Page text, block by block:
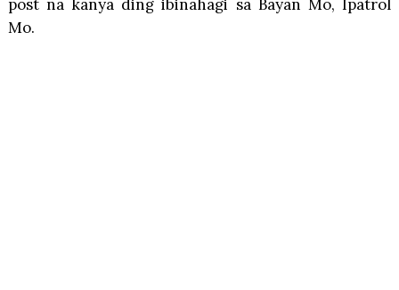
post na kanya ding ibinahagi sa Bayan Mo, Ipatrol
Mo.